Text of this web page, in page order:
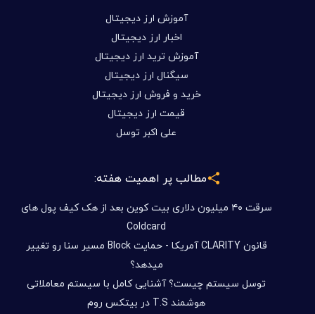
آموزش ارز دیجیتال
اخبار ارز دیجیتال
آموزش ترید ارز دیجیتال
سیگنال ارز دیجیتال
خرید و فروش ارز دیجیتال
قیمت ارز دیجیتال
علی اکبر توسل
مطالب پر اهمیت هفته:
سرقت ۴۰ میلیون دلاری بیت کوین بعد از هک کیف پول های
Coldcard
قانون CLARITY آمریکا - حمایت Block مسیر سنا رو تغییر
میدهد؟
توسل سیستم چیست؟ آشنایی کامل با سیستم معاملاتی
هوشمند T.S در بیتکس روم